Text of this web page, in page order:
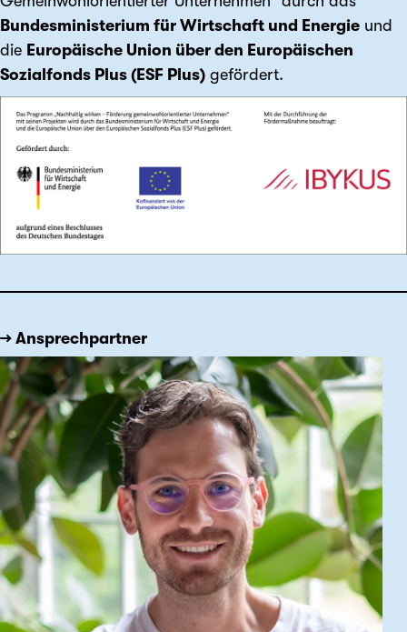
Bundesministerium für Wirtschaft und Energie und
die Europäische Union über den Europäischen
Sozialfonds Plus (ESF Plus) gefördert.
→ Ansprechpartner